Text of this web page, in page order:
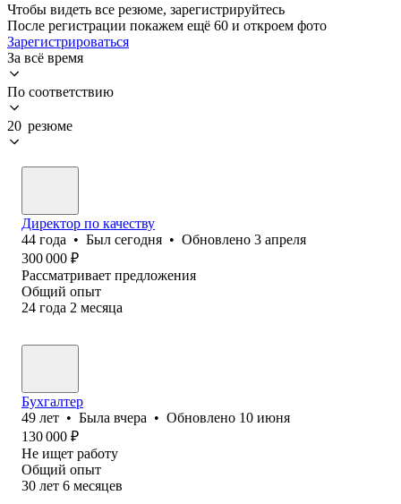
Чтобы видеть все резюме, зарегистрируйтесь
После регистрации покажем ещё 60 и откроем фото
Зарегистрироваться
За всё время
По соответствию
20 резюме
Директор по качеству
44 года • Был сегодня • Обновлено 3 апреля
300 000 ₽
Рассматривает предложения
Общий опыт
24 года 2 месяца
Бухгалтер
49 лет • Была вчера • Обновлено 10 июня
130 000 ₽
Не ищет работу
Общий опыт
30 лет 6 месяцев